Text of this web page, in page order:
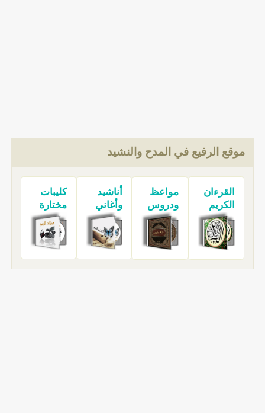
موقع الرفيع في المدح والنشيد
القرءان
الكريم
مواعظ
ودروس
أناشيد
وأغاني
كليبات
مختارة